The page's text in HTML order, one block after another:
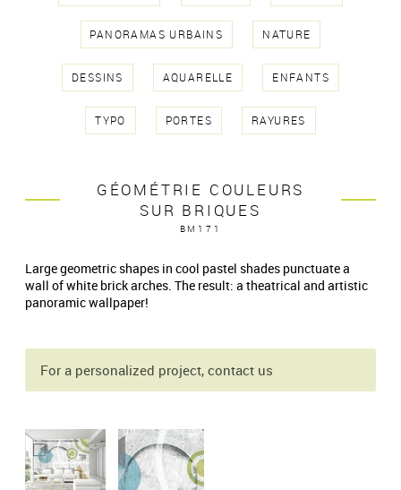
PANORAMAS URBAINS NATURE
DESSINS AQUARELLE ENFANTS
TYPO PORTES RAYURES
GÉOMÉTRIE COULEURS
SUR BRIQUES
BM171
Large geometric shapes in cool pastel shades punctuate a
wall of white brick arches. The result: a theatrical and artistic
panoramic wallpaper!
For a personalized project, contact us